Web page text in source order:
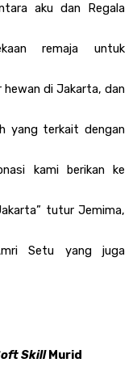
aku dan Regala
remaja untuk
hewan di Jakarta, dan
yang terkait dengan
kami berikan ke
tutur Jemima,
Setu yang juga
Skill Murid